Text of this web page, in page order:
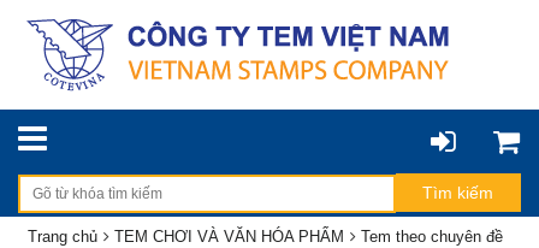
Trang chủ TEM CHƠI VÀ VĂN HÓA PHẨM
Tem theo chuyên đề